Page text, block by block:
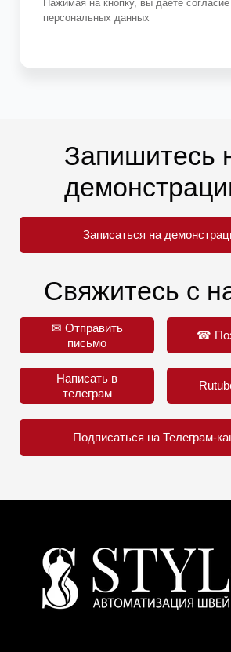
Нажимая на кнопку, вы даете согласие
персональных данных
Запишитесь
Свяжитесь с
Записаться на
✉ Отправить
письмо
Написать в
телеграм
☎
Подписаться на Телеграм-